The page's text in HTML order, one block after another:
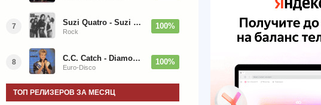
7 Suzi Quatro - Suzi Quatro (Bonus Tracks, Remaster) 1973/2022
Rock
100%
8 C.C. Catch - Diamonds. Her Greatest Hits 1988
Euro-Disco
100%
ТОП РЕЛИЗЕРОВ ЗА МЕСЯЦ